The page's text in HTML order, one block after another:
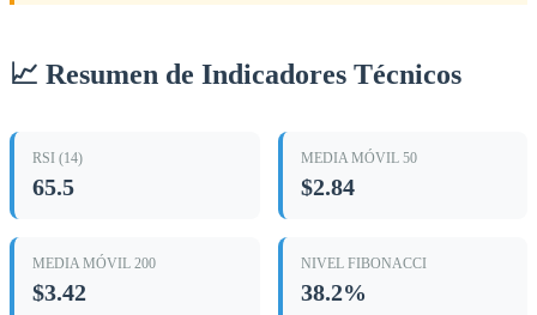
📈 Resumen de Indicadores Técnicos
RSI (14)
65.5
MEDIA MÓVIL 50
$2.84
MEDIA MÓVIL 200
$3.42
NIVEL FIBONACCI
38.2%